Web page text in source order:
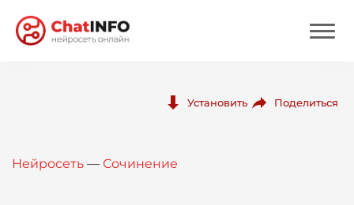
Вход
Установить Поделиться
Нейросеть — Сочинение